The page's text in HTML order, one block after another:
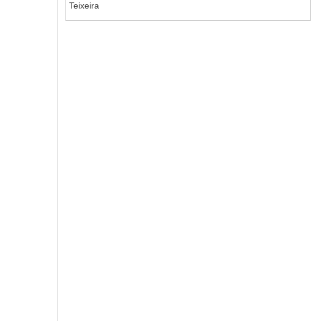
Teixeira